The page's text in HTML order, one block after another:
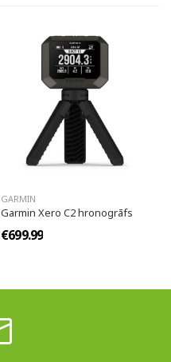
GARMIN
Garmin Xero C2 hronogrāfs
€699.99